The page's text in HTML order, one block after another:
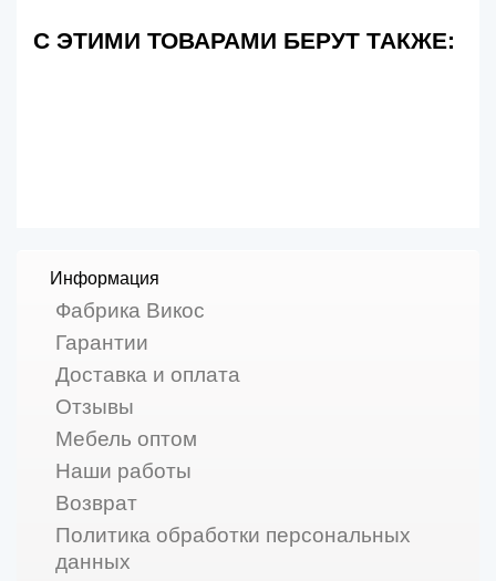
С ЭТИМИ ТОВАРАМИ БЕРУТ ТАКЖЕ:
Информация
Фабрика Викос
Гарантии
Доставка и оплата
Отзывы
Мебель оптом
Наши работы
Возврат
Политика обработки персональных
данных